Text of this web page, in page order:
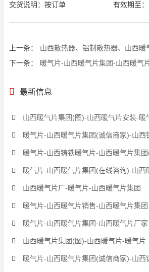
交货说明：按订单
有效期至
上一条：
山西散热器、铝制散热器、山西暖
下一条：
暖气片-山西暖气片集团-山西暖气
最新信息
山西暖气片集团(图)-山西暖气片安装-暖
暖气片-山西暖气片集团(诚信商家)-山西
暖气片-山西铸铁暖气片-山西暖气片集
暖气片-山西暖气片集团(在线咨询)-山西
山西暖气片厂-暖气片-山西暖气片集团
暖气片-山西暖气片销售-山西暖气片集团
暖气片-山西暖气片集团-山西暖气片厂家
山西暖气片集团(图)-山西暖气片-暖气片
暖气片-山西暖气片集团(诚信商家)-山西